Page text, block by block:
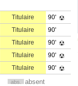
Titulaire
90'
Titulaire
90'
Titulaire
90'
Titulaire
90'
Titulaire 90'
abs. absent